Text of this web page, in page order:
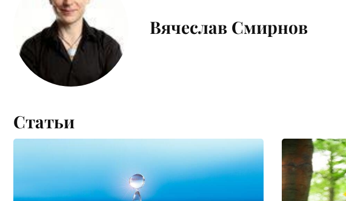
Вячеслав Смирнов
Статьи